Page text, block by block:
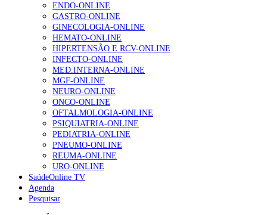
Alguns milhares de utentes podem ficar sem médico de
família com nova regras do registo, alerta associação
155 visualizações
1.º Episódio do Podcast “Frequência Cardio – Sintoniza-
te na Insuficiência Cardíaca” da Bayer
99 visualizações
“Os programas de rastreio do cancro do pulmão são
custo-efetivos e representam um investimento
sustentável para os sistemas de saúde”
88 visualizações
ENDO-ONLINE
GASTRO-ONLINE
GINECOLOGIA-ONLINE
HEMATO-ONLINE
HIPERTENSÃO E RCV-ONLINE
INFECTO-ONLINE
MED.INTERNA-ONLINE
MGF-ONLINE
NEURO-ONLINE
ONCO-ONLINE
OFTALMOLOGIA-ONLINE
PSIQUIATRIA-ONLINE
PEDIATRIA-ONLINE
PNEUMO-ONLINE
REUMA-ONLINE
URO-ONLINE
SaúdeOnline TV
Agenda
Pesquisar